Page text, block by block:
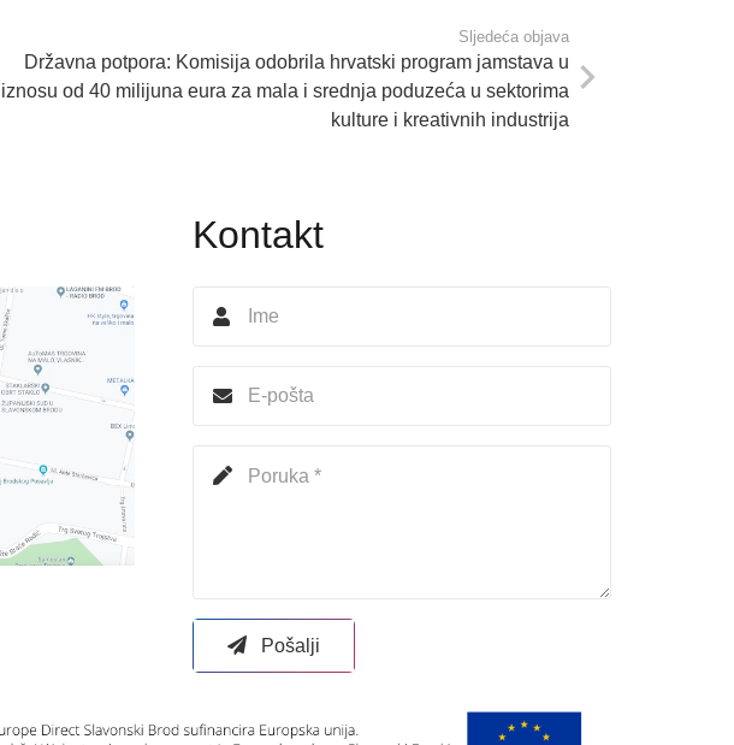
Sljedeća objava
Državna potpora: Komisija odobrila hrvatski program jamstava u
iznosu od 40 milijuna eura za mala i srednja poduzeća u sektorima
kulture i kreativnih industrija
Kontakt
Pošalji